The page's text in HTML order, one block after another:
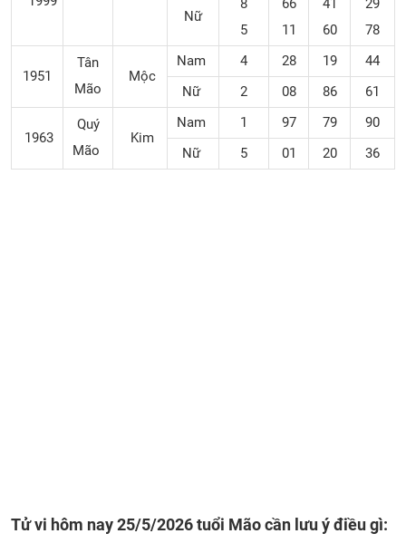
Nữ
8
5
66
11
41
60
29
78
1951
Tân
Mão
Mộc
Nam 4 28 19
44
Nữ
2 08 86 61
1963
Quý
Mão
Kim
Nam 1 97 79
90
Nữ
5 01 20 36
Tử vi hôm nay 25/5/2026 tuổi Mão cần lưu ý điều gì: